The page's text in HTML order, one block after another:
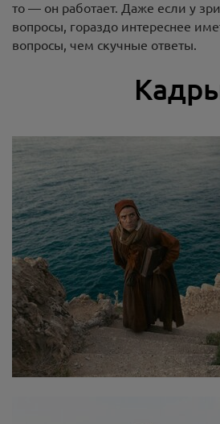
то — он работает. Даже если у
вопросы, гораздо интереснее
вопросы, чем скучные ответы.